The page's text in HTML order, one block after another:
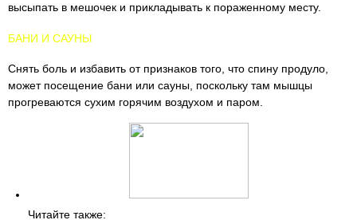
высыпать в мешочек и прикладывать к пораженному месту.
БАНИ И САУНЫ
Снять боль и избавить от признаков того, что спину продуло,
может посещение бани или сауны, поскольку там мышцы
прогреваются сухим горячим воздухом и паром.
Читайте также: